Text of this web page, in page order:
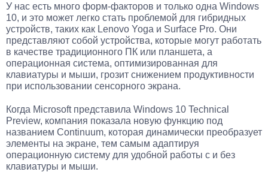
У нас есть много форм-факторов и только одна Windows
10, и это может легко стать проблемой для гибридных
устройств, таких как Lenovo Yoga и Surface Pro. Они
представляют собой устройства, которые могут работать
в качестве традиционного ПК или планшета, а
операционная система, оптимизированная для
клавиатуры и мыши, грозит снижением продуктивности
при использовании сенсорного экрана.
Когда Microsoft представила Windows 10 Technical
Preview, компания показала новую функцию под
названием Continuum, которая динамически преобразует
элементы на экране, тем самым адаптируя
операционную систему для удобной работы с и без
клавиатуры и мыши.